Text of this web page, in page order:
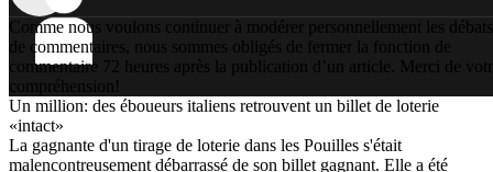
Comme nous voulons continuer à modérer personnellement les débats
de commentaires, nous sommes obligés de fermer la fonction de
commentaire 72 heures après la publication d’un article. Merci de
compréhension!
Un million: des éboueurs italiens retrouvent un billet de loterie
«intact»
La gagnante d'un tirage de loterie dans les Pouilles s'était
malencontreusement débarrassé de son billet gagnant. Elle a été